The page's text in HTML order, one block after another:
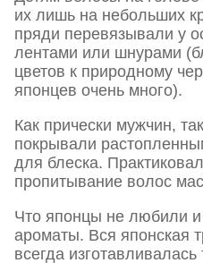
их лишь на небольших
пряди перевязывали у
лентами или шнурами
цветов к природному
японцев очень много).
Как прически мужчин,
покрывали
для блеска.
пропитывание волос
Что японцы не любили и
ароматы. Вся японская
всегда